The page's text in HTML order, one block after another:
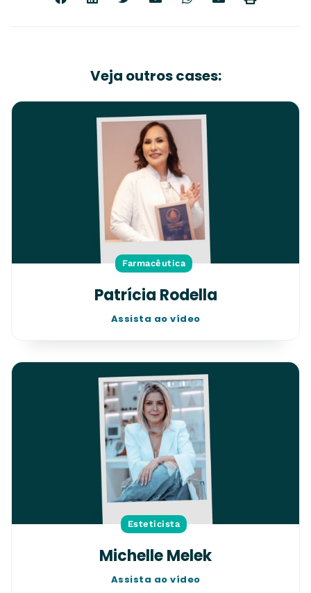
Veja outros cases:
Farmacêutica
Patrícia Rodella
Assista ao vídeo
Esteticista
Michelle Melek
Assista ao vídeo